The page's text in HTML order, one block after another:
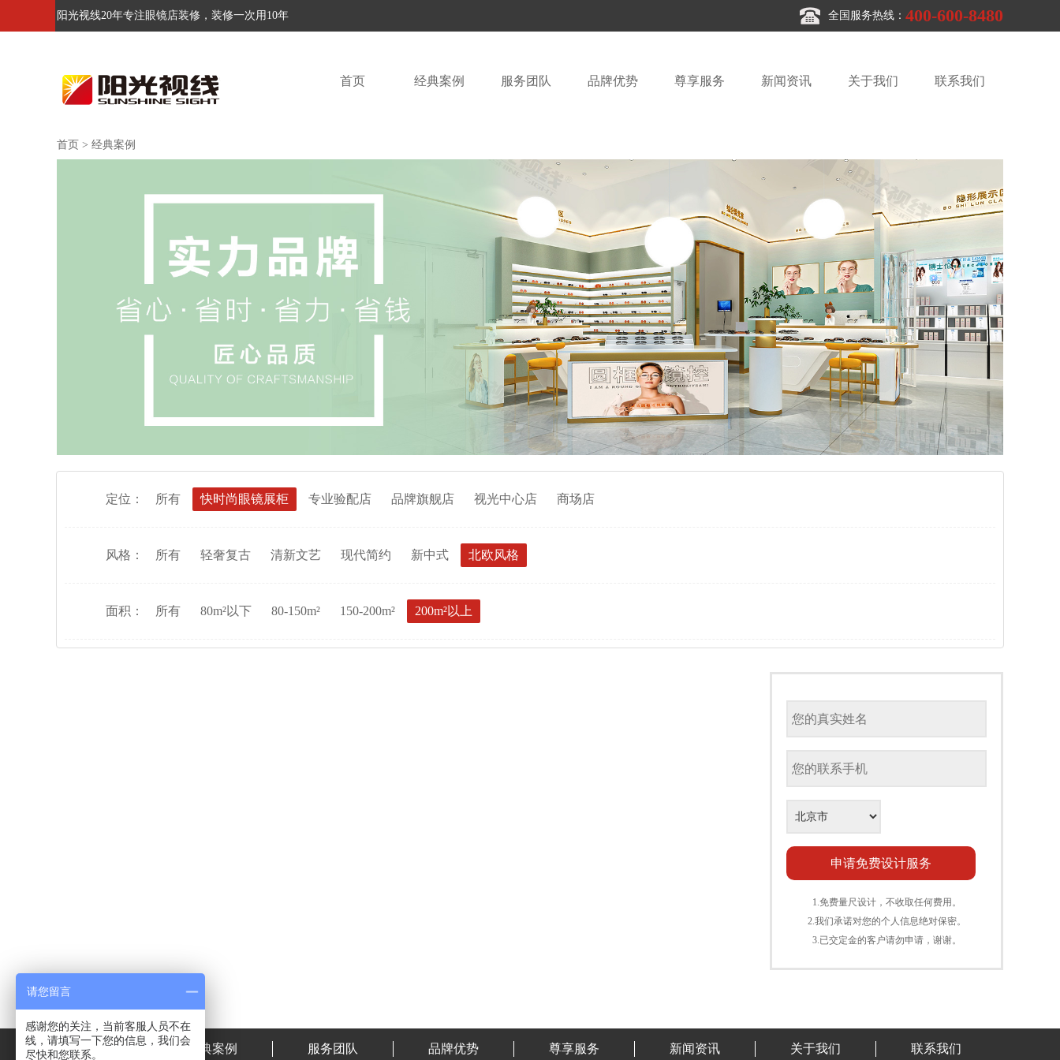
阳光视线20年专注眼镜店装修，装修一次用10年 全国服务热线： 400-600-8480
首页 经典案例 服务团队 品牌优势 尊享服务 新闻资讯 关于我们 联系我们
首页 > 经典案例
定位： 所有 快时尚眼镜展柜 专业验配店 品牌旗舰店 视光中心店 商场店
风格： 所有 轻奢复古 清新文艺 现代简约 新中式 北欧风格
面积： 所有 80m²以下 80-150m² 150-200m² 200m²以上
1.免费量尺设计，不收取任何费用。
2.我们承诺对您的个人信息绝对保密。
3.已交定金的客户请勿申请，谢谢。
首页 经典案例 服务团队 品牌优势 尊享服务 新闻资讯 关于我们 联系我们
请您留言
感谢您的关注，当前客服人员不在
线，请填写一下您的信息，我们会
尽快和您联系。